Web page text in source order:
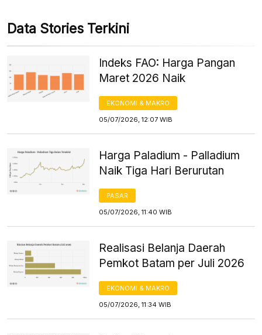
Data Stories Terkini
Indeks FAO: Harga Pangan
Maret 2026 Naik
EKONOMI & MAKRO
05/07/2026, 12:07 WIB
Harga Paladium - Palladium
Naik Tiga Hari Berurutan
PASAR
05/07/2026, 11:40 WIB
Realisasi Belanja Daerah
Pemkot Batam per Juli 2026
EKONOMI & MAKRO
05/07/2026, 11:34 WIB